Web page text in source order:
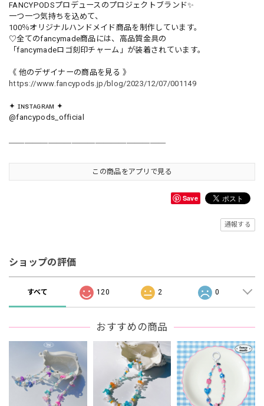
FANCYPODSプロデュースのプロジェクトブランド✨
一つ一つ気持ちを込めて、
100％オリジナルハンドメイド商品を制作しています。
♡全てのfancymade商品には、高品質金具の
「fancymadeロゴ刻印チャーム」が装着されています。
《 他のデザイナーの商品を見る 》
https://www.fancypods.jp/blog/2023/12/07/001149
✦ ɪɴsᴛᴀɢʀᴀᴍ ✦
@fancypods_official
この商品をアプリで見る
Save
通報する
ショップの評価
すべて 120 2 0
おすすめの商品